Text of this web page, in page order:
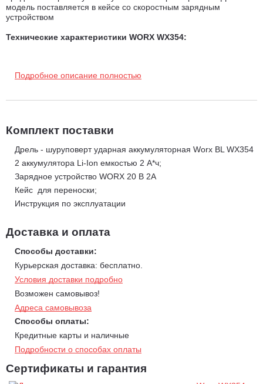
модель поставляется в кейсе со скоростным зарядным
устройством
Технические характеристики WORX WX354:
Максимальный диаметр сверления древесина 35 мм / сталь
13 мм бетон 13 мм / кирпичная кладка 16 мм
Число скоростей: 2.
Наличие удара: есть.
Наличие подсветки: есть .
Подробное описание полностью
Комплект поставки
Дрель - шуруповерт ударная аккумуляторная Worx BL WX354
2 аккумулятора Li-Ion емкостью 2 А*ч;
Зарядное устройство WORX 20 В 2A
Кейс для переноски;
Инструкция по эксплуатации
Доставка и оплата
Способы доставки:
Курьерская доставка: бесплатно.
Условия доставки подробно
Возможен самовывоз!
Адреса самовывоза
Способы оплаты:
Кредитные карты и наличные
Подробности о способах оплаты
Сертификаты и гарантия